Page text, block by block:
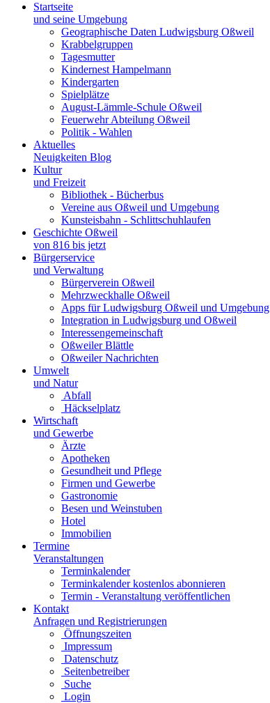
Startseite
und seine Umgebung
Geographische Daten Ludwigsburg Oßweil
Krabbelgruppen
Tagesmutter
Kindernest Hampelmann
Kindergarten
Spielplätze
August-Lämmle-Schule Oßweil
Feuerwehr Abteilung Oßweil
Politik - Wahlen
Aktuelles
Neuigkeiten Blog
Kultur
und Freizeit
Bibliothek - Bücherbus
Vereine aus Oßweil und Umgebung
Kunsteisbahn - Schlittschuhlaufen
Geschichte Oßweil
von 816 bis jetzt
Bürgerservice
und Verwaltung
Bürgerverein Oßweil
Mehrzweckhalle Oßweil
Apps für Ludwigsburg Oßweil und Umgebung
Integration in Ludwigsburg und Oßweil
Interessengemeinschaft
Oßweiler Blättle
Oßweiler Nachrichten
Umwelt
und Natur
Abfall
Häckselplatz
Wirtschaft
und Gewerbe
Ärzte
Apotheken
Gesundheit und Pflege
Firmen und Gewerbe
Gastronomie
Besen und Weinstuben
Hotel
Immobilien
Termine
Veranstaltungen
Terminkalender
Terminkalender kostenlos abonnieren
Termin - Veranstaltung veröffentlichen
Kontakt
Anfragen und Registrierungen
Öffnungszeiten
Impressum
Datenschutz
Seitenbetreiber
Suche
Login